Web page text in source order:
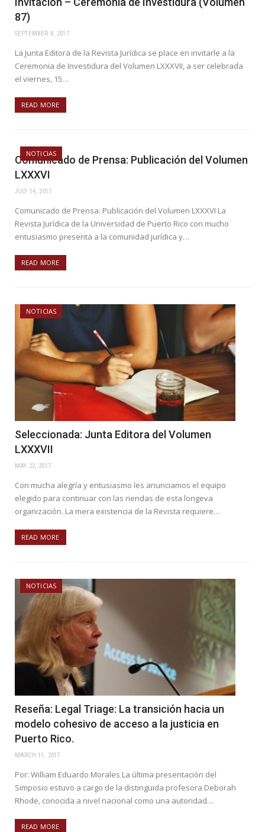
87)
SEPTEMBER 4, 2017
La Junta Editora de la Revista Jurídica se place en invitarle a la
Ceremonia de Investidura del Volumen LXXXVII, a ser celebrada
el viernes, 15…
READ MORE
NOTICIAS
Comunicado de Prensa: Publicación del Volumen
LXXXVI
JULY 14, 2017
Comunicado de Prensa: Publicación del Volumen LXXXVI La
Revista Jurídica de la Universidad de Puerto Rico con mucho
entusiasmo presenta a la comunidad jurídica y…
READ MORE
NOTICIAS
Seleccionada: Junta Editora del Volumen
LXXXVII
MAY 22, 2017
Con mucha alegría y entusiasmo les anunciamos el equipo
elegido para continuar con las riendas de esta longeva
organización. La mera existencia de la Revista requiere…
READ MORE
NOTICIAS
Reseña: Legal Triage: La transición hacia un
modelo cohesivo de acceso a la justicia en
Puerto Rico.
MARCH 11, 2017
Por: William Eduardo Morales La última presentación del
Simposio estuvo a cargo de la distinguida profesora Deborah
Rhode, conocida a nivel nacional como una autoridad…
READ MORE